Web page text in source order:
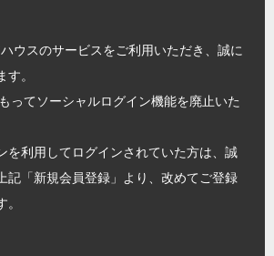
ウスのサービスをご利用いただき、誠に
。
ってソーシャルログイン機能を廃止いた
を利用してログインされていた方は、誠
記「新規会員登録」より、改めてご登録